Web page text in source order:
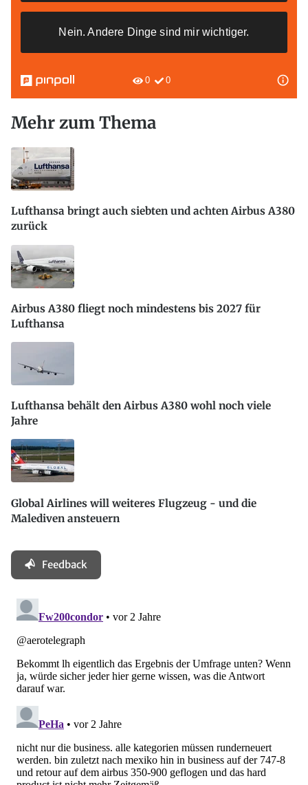
Mehr zum Thema
Lufthansa bringt auch siebten und achten Airbus A380
zurück
Airbus A380 fliegt noch mindestens bis 2027 für
Lufthansa
Lufthansa behält den Airbus A380 wohl noch viele
Jahre
Global Airlines will weiteres Flugzeug - und die
Malediven ansteuern
Feedback